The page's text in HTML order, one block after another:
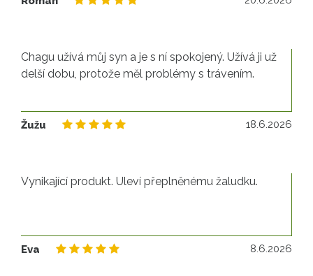
Chagu užívá můj syn a je s ní spokojený. Užívá ji už
delší dobu, protože měl problémy s trávením.
Žužu 18.6.2026
Vynikající produkt. Uleví přeplněnému žaludku.
Eva 8.6.2026